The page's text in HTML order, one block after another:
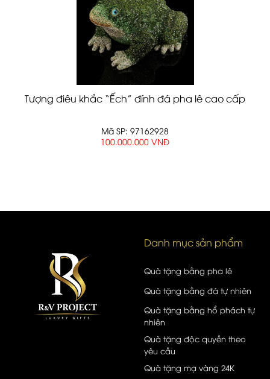
Tượng điêu khắc “Ếch” đính đá pha lê cao cấp
Mã SP: 97162928
100.000.000 VNĐ
Danh mục sản phẩm
Quà tặng bằng pha lê
Quà tặng bằng đá tự nhiên
Quà tặng bằng hổ phách tự
nhiên
Quà tặng độc quyền theo
yêu cầu
Quà tặng mạ vàng 24K